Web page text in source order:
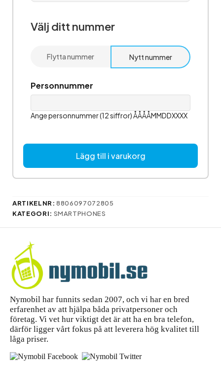
Välj ditt nummer
Flytta nummer Nytt nummer
Personnummer
Ange personnummer (12 siffror) ÅÅÅÅMMDDXXXX
Lägg till i varukorg
ARTIKELNR:8806097072805
KATEGORI: SMARTPHONES
Nymobil har funnits sedan 2007, och vi har en bred
erfarenhet av att hjälpa båda privatpersoner och
företag. Vi vet hur viktigt det är att ha en bra telefon,
därför ligger vårt fokus på att leverera hög kvalitet till
låga priser.